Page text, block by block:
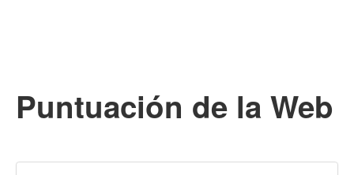
Puntuación de la Web